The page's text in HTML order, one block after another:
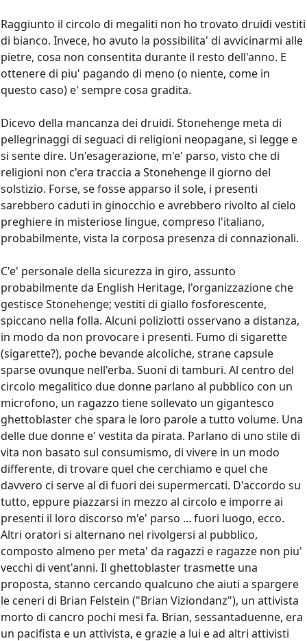
Raggiunto il circolo di megaliti non ho trovato druidi vestiti
di bianco. Invece, ho avuto la possibilita' di avvicinarmi alle
pietre, cosa non consentita durante il resto dell'anno. E
ottenere di piu' pagando di meno (o niente, come in
questo caso) e' sempre cosa gradita.
Dicevo della mancanza dei druidi. Stonehenge meta di
pellegrinaggi di seguaci di religioni neopagane, si legge e
si sente dire. Un'esagerazione, m'e' parso, visto che di
religioni non c'era traccia a Stonehenge il giorno del
solstizio. Forse, se fosse apparso il sole, i presenti
sarebbero caduti in ginocchio e avrebbero rivolto al cielo
preghiere in misteriose lingue, compreso l'italiano,
probabilmente, vista la corposa presenza di connazionali.
C'e' personale della sicurezza in giro, assunto
probabilmente da English Heritage, l'organizzazione che
gestisce Stonehenge; vestiti di giallo fosforescente,
spiccano nella folla. Alcuni poliziotti osservano a distanza,
in modo da non provocare i presenti. Fumo di sigarette
(sigarette?), poche bevande alcoliche, strane capsule
sparse ovunque nell'erba. Suoni di tamburi. Al centro del
circolo megalitico due donne parlano al pubblico con un
microfono, un ragazzo tiene sollevato un gigantesco
ghettoblaster che spara le loro parole a tutto volume. Una
delle due donne e' vestita da pirata. Parlano di uno stile di
vita non basato sul consumismo, di vivere in un modo
differente, di trovare quel che cerchiamo e quel che
davvero ci serve al di fuori dei supermercati. D'accordo su
tutto, eppure piazzarsi in mezzo al circolo e imporre ai
presenti il loro discorso m'e' parso ... fuori luogo, ecco.
Altri oratori si alternano nel rivolgersi al pubblico,
composto almeno per meta' da ragazzi e ragazze non piu'
vecchi di vent'anni. Il ghettoblaster trasmette una
proposta, stanno cercando qualcuno che aiuti a spargere
le ceneri di Brian Felstein ("Brian Viziondanz"), un attivista
morto di cancro pochi mesi fa. Brian, sessantaduenne, era
un pacifista e un attivista, e grazie a lui e ad altri attivisti